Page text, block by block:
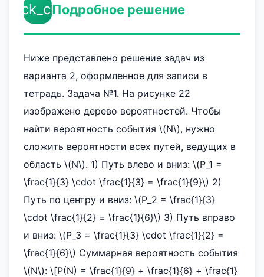
Подробное решение
Ниже представлено решение задач из
варианта 2, оформленное для записи в
тетрадь. Задача №1. На рисунке 22
изображено дерево вероятностей. Чтобы
найти вероятность события \(N\), нужно
сложить вероятности всех путей, ведущих в
область \(N\). 1) Путь влево и вниз: \(P_1 =
\frac{1}{3} \cdot \frac{1}{3} = \frac{1}{9}\) 2)
Путь по центру и вниз: \(P_2 = \frac{1}{3}
\cdot \frac{1}{2} = \frac{1}{6}\) 3) Путь вправо
и вниз: \(P_3 = \frac{1}{3} \cdot \frac{1}{2} =
\frac{1}{6}\) Суммарная вероятность события
\(N\): \[P(N) = \frac{1}{9} + \frac{1}{6} + \frac{1}